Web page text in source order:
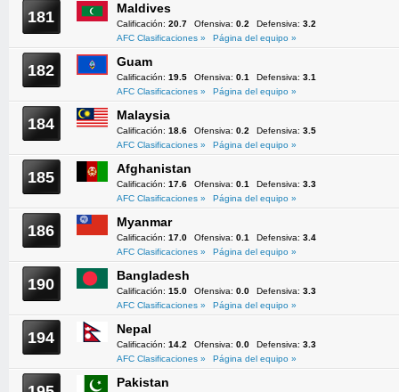
181 Maldives
Calificación: 20.7 Ofensiva: 0.2 Defensiva: 3.2
AFC Clasificaciones »
Página del equipo »
182 Guam
Calificación: 19.5 Ofensiva: 0.1 Defensiva: 3.1
AFC Clasificaciones »
Página del equipo »
184 Malaysia
Calificación: 18.6 Ofensiva: 0.2 Defensiva: 3.5
AFC Clasificaciones »
Página del equipo »
185 Afghanistan
Calificación: 17.6 Ofensiva: 0.1 Defensiva: 3.3
AFC Clasificaciones »
Página del equipo »
186 Myanmar
Calificación: 17.0 Ofensiva: 0.1 Defensiva: 3.4
AFC Clasificaciones »
Página del equipo »
190 Bangladesh
Calificación: 15.0 Ofensiva: 0.0 Defensiva: 3.3
AFC Clasificaciones »
Página del equipo »
194 Nepal
Calificación: 14.2 Ofensiva: 0.0 Defensiva: 3.3
AFC Clasificaciones »
Página del equipo »
Pakistan